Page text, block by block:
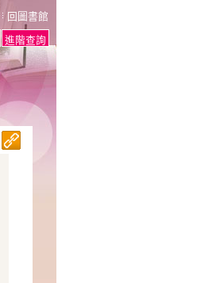
回圖書館